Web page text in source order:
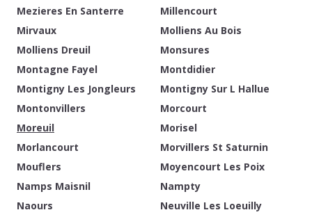
Mezieres En Santerre
Millencourt
Mirvaux
Molliens Au Bois
Molliens Dreuil
Monsures
Montagne Fayel
Montdidier
Montigny Les Jongleurs
Montigny Sur L Hallue
Montonvillers
Morcourt
Moreuil
Morisel
Morlancourt
Morvillers St Saturnin
Mouflers
Moyencourt Les Poix
Namps Maisnil
Nampty
Naours
Neuville Les Loeuilly